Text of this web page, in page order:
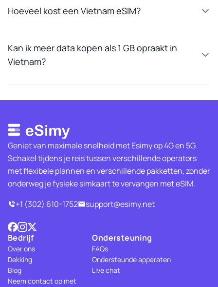
Hoeveel kost een Vietnam eSIM?
Kan ik meer data kopen als 1 GB opraakt in
Vietnam?
Geniet van maximale snelheid met Esimy op 4G en 5G.
Schakel tijdens je reis tussen verschillende operators
met flexibele plannen en verschillende pakketten, zonder
onderweg je fysieke simkaart te vervangen met eSIM.
+1 (302) 610-1752
support@esimy.net
Bedrijf
Over ons
Dekking
Blog
Neem contact op met
Ondersteuning
FAQs
Ondersteunde apparaten
Live chat